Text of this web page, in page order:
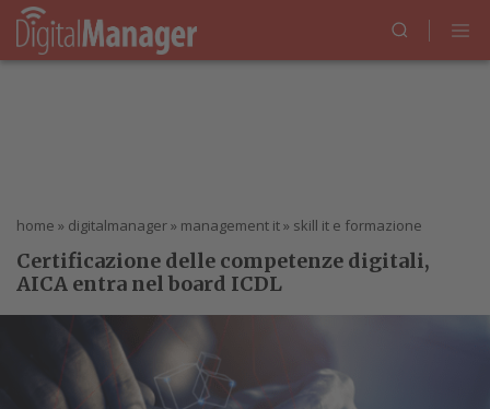
home » digitalmanager» management it» skill it e formazione
Certificazione delle competenze digitali,
AICA entra nel board ICDL